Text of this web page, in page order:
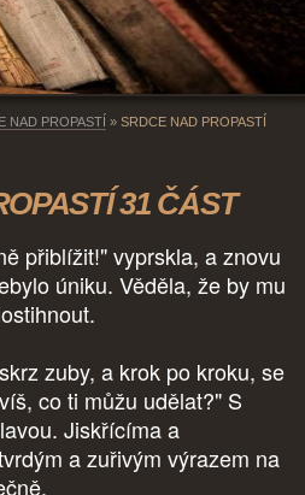
NAD PROPASTÍ » SRDCE NAD PROPASTÍ
31 ČÁST
přiblížit!" vyprskla, a znovu
úniku. Věděla, že by mu
zuby, a krok po kroku, se
co ti můžu udělat?" S
Jiskřícíma a
a zuřivým výrazem na